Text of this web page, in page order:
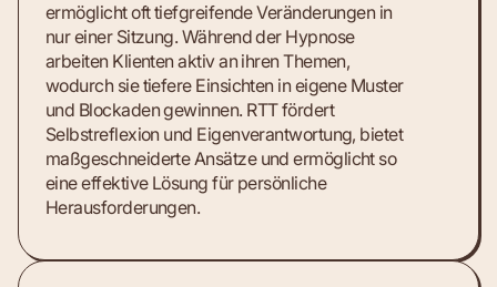
ermöglicht oft tiefgreifende Veränderungen in
nur einer Sitzung. Während der Hypnose
arbeiten Klienten aktiv an ihren Themen,
wodurch sie tiefere Einsichten in eigene Muster
und Blockaden gewinnen. RTT fördert
Selbstreflexion und Eigenverantwortung, bietet
maßgeschneiderte Ansätze und ermöglicht so
eine effektive Lösung für persönliche
Herausforderungen.